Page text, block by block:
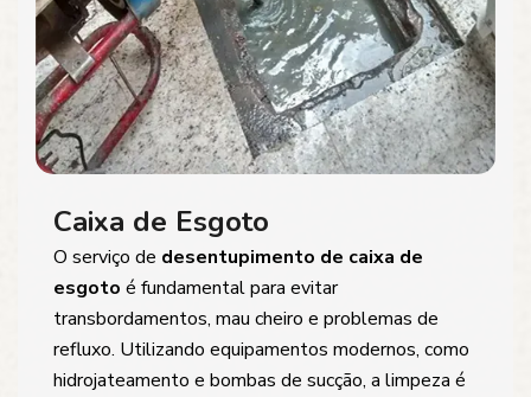
Caixa de Esgoto
O serviço de desentupimento de caixa de
esgoto é fundamental para evitar
transbordamentos, mau cheiro e problemas de
refluxo. Utilizando equipamentos modernos, como
hidrojateamento e bombas de sucção, a limpeza é